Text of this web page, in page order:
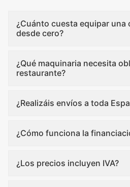
¿Cuánto cuesta equipar una
desde cero?
¿Qué maquinaria necesita
restaurante?
¿Realizáis envíos a toda
¿Cómo funciona la
¿Los precios incluyen IVA?